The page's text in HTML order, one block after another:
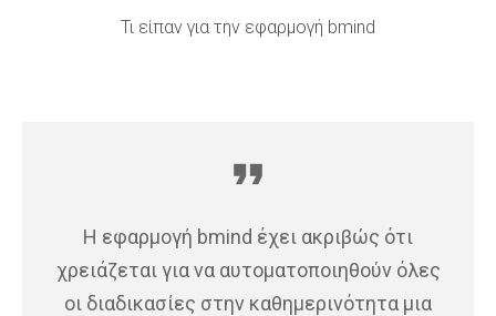
Τι είπαν για την εφαρμογή bmind
format_quote
Η εφαρμογή bmind έχει ακριβώς ότι
χρειάζεται για να αυτοματοποιηθούν όλες
οι διαδικασίες στην καθημερινότητα μια